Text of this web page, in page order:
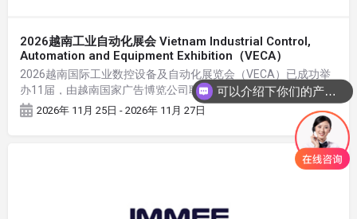
2026越南工业自动化展会 Vietnam Industrial Control,
Automation and Equipment Exhibition（VECA）
2026越南国际工业数控设备及自动化展览会（VECA）已成功举
办11届，由越南国家广告博览公司联合越南自动化行业协会直接
主办的专业自动化展。展会涵盖数控设备、工业自动化、工业机
器人、人工智能、智能工厂、智能传动等方面的相关产品
2026年 11月 25日 - 2026年 11月 27日
可以介绍下你们的产品么